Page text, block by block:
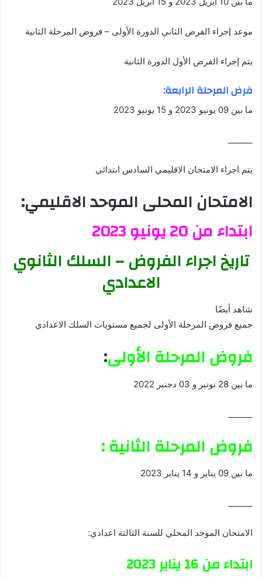
موعد إجراء الفرض الثاني الدورة الأولى – فروض المرحلة الثانية
يتم إجراء الفرض الأول الدورة الثانية
فرض المرحلة الرابعة:
ما بين 09 يونيو 2023 و 15 يونيو 2023
يتم اجراء الامتحان الاقليمي السادس ابتدائي
الامتحان المحلى الموحد الاقليمي:
ابتداء من 20 يونيو 2023
تاريخ اجراء الفروض – السلك الثانوي
الاعدادي
شاهد أيضًا
جميع فروض المرحلة الأولى لجميع مستويات السلك الاعدادي
فروض المرحلة الأولى:
ما بين 28 نونبر و 03 دجنبر 2022
فروض المرحلة الثانية :
ما بين 09 يناير و 14 يناير 2023
الامتحان الموحد المحلي للسنة الثالثة اعدادي:
ابتداء من 16 يناير 2023